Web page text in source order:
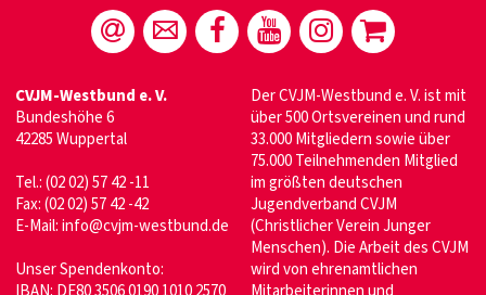
CVJM-Westbund e. V.
Bundeshöhe 6
42285 Wuppertal
Tel.: (02 02) 57 42 -11
Fax: (02 02) 57 42 -42
E-Mail:info@cvjm-westbund.de
Unser Spendenkonto:
Der CVJM-Westbund e. V. ist mit
über 500 Ortsvereinen und rund
33.000 Mitgliedern sowie über
75.000 Teilnehmenden Mitglied
im größten deutschen
Jugendverband CVJM
(Christlicher Verein Junger
Menschen). Die Arbeit des CVJM
wird von ehrenamtlichen